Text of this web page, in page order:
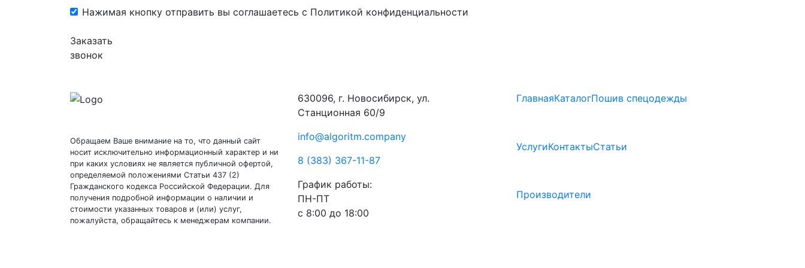
Нажимая кнопку отправить вы соглашаетесь с Политикой конфиденциальности
Заказать
звонок
Обращаем Ваше внимание на то, что данный сайт
носит исключительно информационный характер и ни
при каких условиях не является публичной офертой,
определяемой положениями Статьи 437 (2)
Гражданского кодекса Российской Федерации. Для
получения подробной информации о наличии и
стоимости указанных товаров и (или) услуг,
пожалуйста, обращайтесь к менеджерам компании.
630096, г. Новосибирск, ул.
Станционная 60/9
info@algoritm.company
8 (383) 367-11-87
График работы:
ПН-ПТ
с 8:00 до 18:00
ГлавнаяКаталогПошив спецодежды
УслугиКонтактыСтатьи
Производители